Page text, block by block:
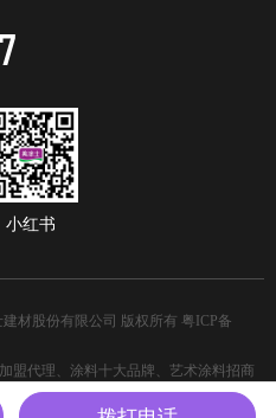
小红书
材股份有限公司 版权所有 粤ICP备
盟代理、涂料十大品牌、艺术涂料招商
理网站地图 技术支持：方维网络